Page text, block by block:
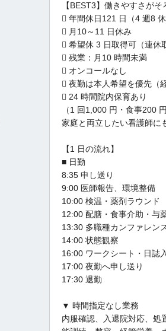
【BEST3】働きやすさが
 年間休日121 日（4 週8 休
 月10～11 日休み
 希望休 3 日取得可（連休
 残業：月10 時間未満
 オンコールなし
 夜勤は本人希望を優先（
 24 時間院内保育あり
（1 回1,000 円・食事200 円
家庭と両立したい看護師に
【1 日の流れ】
■ 日勤
8:35 申し送り
9:00 医師報告、環境整備
10:00 検温・薬剤ラウンド
12:00 配膳・食事介助・与
13:30 多職種カンファレン
14:00 状態観察
16:00 ワークシート・日誌
17:00 夜勤へ申し送り
17:30 退勤
▼ 時間指定なし業務
内服確認、入退院対応、処